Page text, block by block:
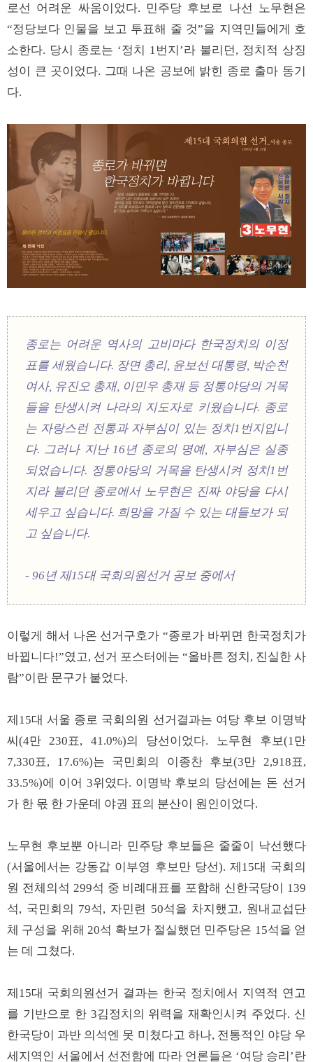
로선 어려운 싸움이었다. 민주당 후보로 나선 노무현은
“정당보다 인물을 보고 투표해 줄 것”을 지역민들에게 호
소한다. 당시 종로는 ‘정치 1번지’라 불리던, 정치적 상징
성이 큰 곳이었다. 그때 나온 공보에 밝힌 종로 출마 동기
다.
종로는 어려운 역사의 고비마다 한국정치의 이정
표를 세웠습니다. 장면 총리, 윤보선 대통령, 박순천
여사, 유진오 총재, 이민우 총재 등 정통야당의 거목
들을 탄생시켜 나라의 지도자로 키웠습니다. 종로
는 자랑스런 전통과 자부심이 있는 정치1번지입니
다.
그러나 지난 16년 종로의 명예, 자부심은 실종
되었습니다. 정통야당의 거목을 탄생시켜 정치1번
지라 불리던 종로에서 노무현은 진짜 야당을 다시
세우고 싶습니다. 희망을 가질 수 있는 대들보가 되
고 싶습니다.
- 96년 제15대 국회의원선거 공보 중에서
이렇게 해서 나온 선거구호가 “종로가 바뀌면 한국정치가
바뀝니다!”였고, 선거 포스터에는 “올바른 정치, 진실한 사
람”이란 문구가 붙었다.
제15대 서울 종로 국회의원 선거결과는 여당 후보 이명박
씨(4만 230표, 41.0%)의 당선이었다. 노무현 후보(1만
7,330표, 17.6%)는 국민회의 이종찬 후보(3만 2,918표,
33.5%)에 이어 3위였다. 이명박 후보의 당선에는 돈 선거
가 한 몫 한 가운데 야권 표의 분산이 원인이었다.
노무현 후보뿐 아니라 민주당 후보들은 줄줄이 낙선했다
(서울에서는 강동갑 이부영 후보만 당선). 제15대 국회의
원 전체의석 299석 중 비례대표를 포함해 신한국당이 139
석, 국민회의 79석, 자민련 50석을 차지했고, 원내교섭단
체 구성을 위해 20석 확보가 절실했던 민주당은 15석을 얻
는 데 그쳤다.
제15대 국회의원선거 결과는 한국 정치에서 지역적 연고
를 기반으로 한 3김정치의 위력을 재확인시켜 주었다. 신
한국당이 과반 의석엔 못 미쳤다고 하나, 전통적인 야당 우
세지역인 서울에서 선전함에 따라 언론들은 ‘여당 승리’란